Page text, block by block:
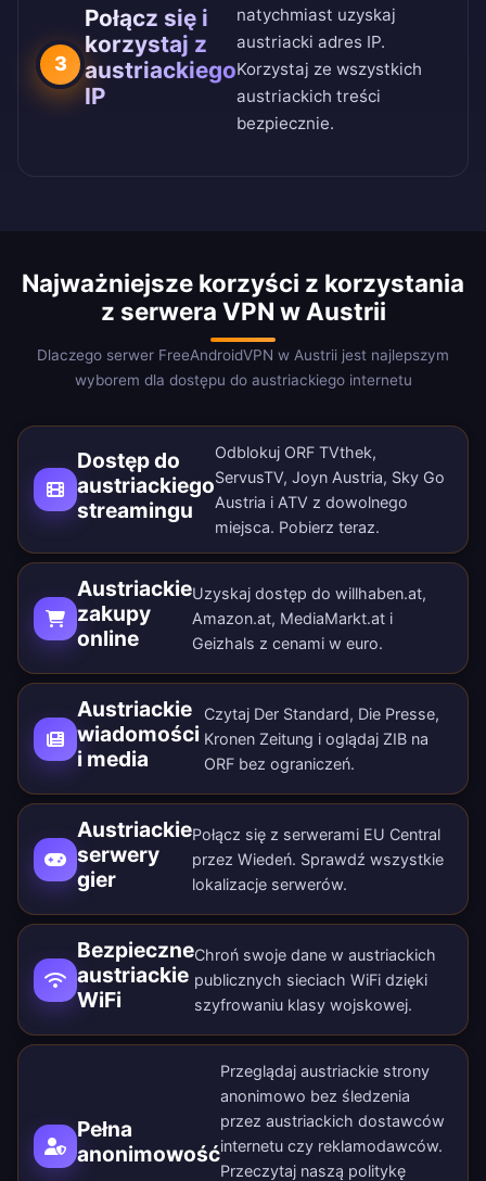
3
Połącz się i
korzystaj z
austriackiego
IP
natychmiast uzyskaj
austriacki adres IP.
Korzystaj ze wszystkich
austriackich treści
bezpiecznie.
Najważniejsze korzyści z korzystania
z serwera VPN w Austrii
Dlaczego serwer FreeAndroidVPN w Austrii jest najlepszym
wyborem dla dostępu do austriackiego internetu
Dostęp do
austriackiego
streamingu
Odblokuj ORF TVthek,
ServusTV, Joyn Austria, Sky Go
Austria i ATV z dowolnego
miejsca. Pobierz teraz.
Austriackie
zakupy
online
Uzyskaj dostęp do willhaben.at,
Amazon.at, MediaMarkt.at i
Geizhals z cenami w euro.
Austriackie
wiadomości
i media
Czytaj Der Standard, Die Presse,
Kronen Zeitung i oglądaj ZIB na
ORF bez ograniczeń.
Austriackie
serwery
gier
Połącz się z serwerami EU Central
przez Wiedeń. Sprawdź wszystkie
lokalizacje serwerów.
Bezpieczne
austriackie
WiFi
Chroń swoje dane w austriackich
publicznych sieciach WiFi dzięki
szyfrowaniu klasy wojskowej.
Pełna
anonimowość
Przeglądaj austriackie strony
anonimowo bez śledzenia
przez austriackich dostawców
internetu czy reklamodawców.
Przeczytaj naszą politykę